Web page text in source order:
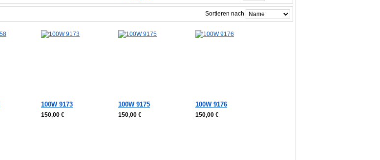
Sortieren nach
100W 9173
150,00 €
100W 9175
150,00 €
100W 9176
150,00 €